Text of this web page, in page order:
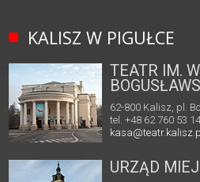
KALISZ W PIGUŁCE
TEATR IM.
62-800 Kalisz, pl.
tel. +48 62 760 53
kasa@teatr.kalisz.pl
URZĄD